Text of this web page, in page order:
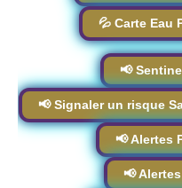
💦 Carte Eau
📢
📢 Signaler un risque
📢 Alertes
📢